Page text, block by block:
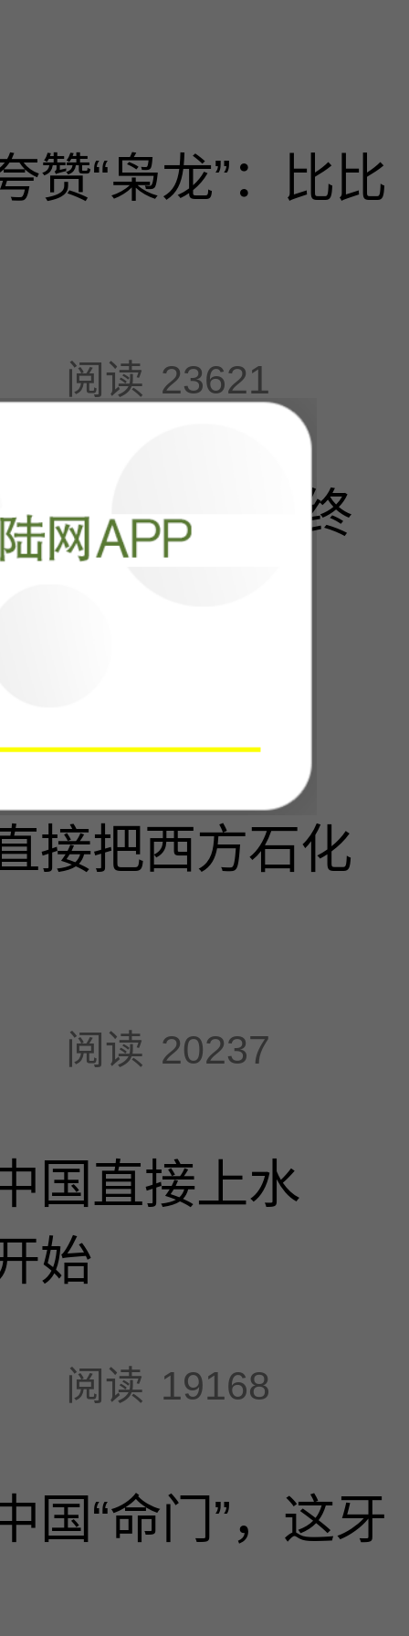
赞“枭龙”：比比
阅读 23621
！俄乌战争终
接把西方石化
阅读 20237
国直接上水
始
阅读 19168
国“命门”，这牙